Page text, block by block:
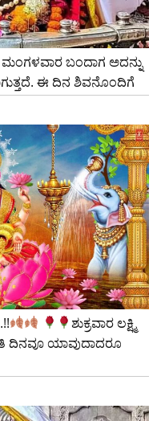
ಬಂದಾಗ ಅದನ್ನು
ಈ ದಿನ ಶಿವನೊಂದಿಗೆ
​ಶುಕ್ರವಾರ ಲಕ್ಷ್ಮಿ
ದಿನವೂ ಯಾವುದಾದರೂ